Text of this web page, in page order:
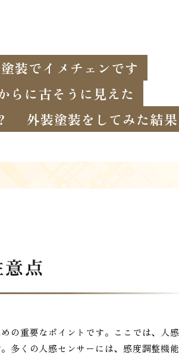
装でイメチェンです
らに古そうに見えた
外装塗装をしてみた結果
点
の重要なポイントです。ここでは、人感
多くの人感センサーには、感度調整機能